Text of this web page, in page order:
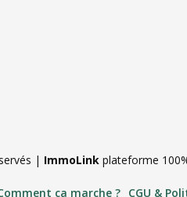
| ImmoLink plateforme
ça marche ? CGU &